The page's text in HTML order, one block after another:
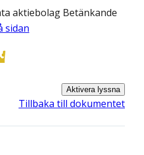
aktiebolag Betänkande
sidan
Aktivera lyssna
Tillbaka till dokumentet